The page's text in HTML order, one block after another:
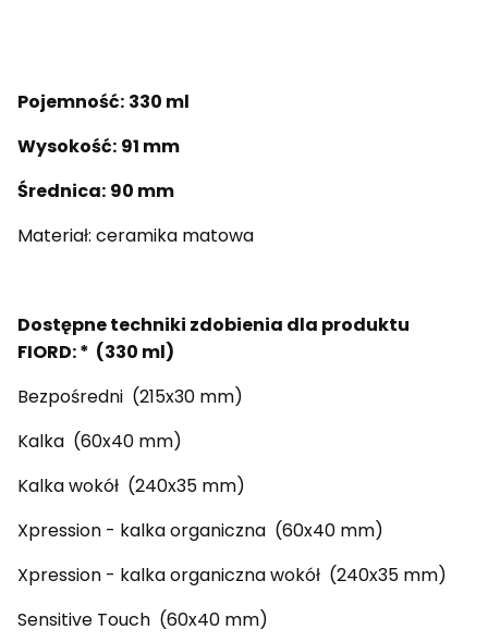
Pojemność: 330 ml
Wysokość: 91 mm
Średnica: 90 mm
Materiał: ceramika matowa
Dostępne techniki zdobienia dla produktu
FIORD: * (330 ml)
Bezpośredni (215x30 mm)
Kalka (60x40 mm)
Kalka wokół (240x35 mm)
Xpression - kalka organiczna (60x40 mm)
Xpression - kalka organiczna wokół (240x35 mm)
Sensitive Touch (60x40 mm)